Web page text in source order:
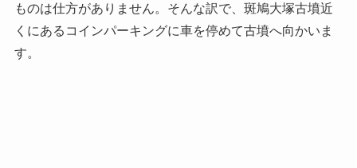
ものは仕方がありません。そんな訳で、斑鳩大塚古墳近
くにあるコインパーキングに車を停めて古墳へ向かいま
す。